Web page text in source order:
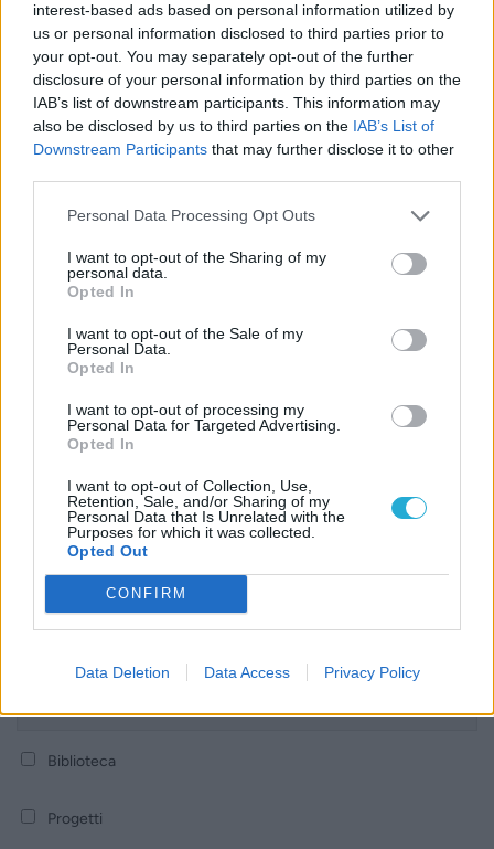
interest-based ads based on personal information utilized by
us or personal information disclosed to third parties prior to
your opt-out. You may separately opt-out of the further
disclosure of your personal information by third parties on the
IAB’s list of downstream participants. This information may
also be disclosed by us to third parties on the IAB’s List of
Downstream Participants that may further disclose it to other
Personal Data Processing Opt Outs
I want to opt-out of the Sharing of my
personal data.
Opted In
I want to opt-out of the Sale of my
Personal Data.
Opted In
I want to opt-out of processing my
Personal Data for Targeted Advertising.
Opted In
I want to opt-out of Collection, Use,
Retention, Sale, and/or Sharing of my
Personal Data that Is Unrelated with the
Purposes for which it was collected.
Opted Out
CONFIRM
Data Deletion Data Access Privacy Policy
CATEGORIE
Ecologia dello Spirito
Novità dall'Associazione
Novità dalle Sorelle
Parole e Vita
Pubblicazioni
LITURGIA DELLA PAROLA
ISCRIVITI ALLA NEWSLETTER
Biblioteca
Progetti